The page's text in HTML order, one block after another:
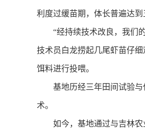
利度过缓苗期，体长普遍达
“经持续技术改良，我们的
技术员白龙捞起几尾虾苗仔
饵料进行投喂。
基地历经三年田间试验与
术。
如今，基地通过与吉林农业